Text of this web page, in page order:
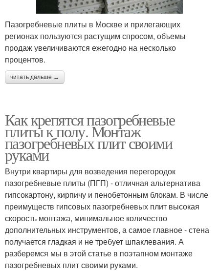
Пазогребневые плиты в Москве и прилегающих
регионах пользуются растущим спросом, объемы
продаж увеличиваются ежегодно на несколько
процентов.
читать дальше →
Как крепятся пазогребневые
плиты к полу. Монтаж
пазогребневых плит своими
руками
Внутри квартиры для возведения перегородок
пазогребневые плиты (ПГП) - отличная альтернатива
гипсокартону, кирпичу и пенобетонным блокам. В числе
преимуществ гипсовых пазогребневых плит высокая
скорость монтажа, минимальное количество
дополнительных инструментов, а самое главное - стена
получается гладкая и не требует шпаклевания. А
разберемся мы в этой статье в поэтапном монтаже
пазогребневых плит своими руками.